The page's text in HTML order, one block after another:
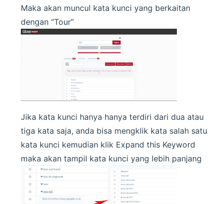
Maka akan muncul kata kunci yang berkaitan
dengan “Tour”
Jika kata kunci hanya hanya terdiri dari dua atau
tiga kata saja, anda bisa mengklik kata salah satu
kata kunci kemudian klik Expand this Keyword
maka akan tampil kata kunci yang lebih panjang